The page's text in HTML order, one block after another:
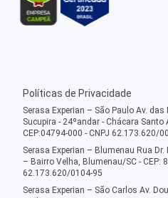
Políticas de Privacidade
Serasa Experian – São Paulo Av.
Sucupira - 24ºandar - Chácara Santo
CEP:04794-000 - CNPJ 62.173.620/
Serasa Experian – Blumenau Rua
– Bairro Velha, Blumenau/SC - CEP:
62.173.620/0104-95
Serasa Experian – São Carlos Av.